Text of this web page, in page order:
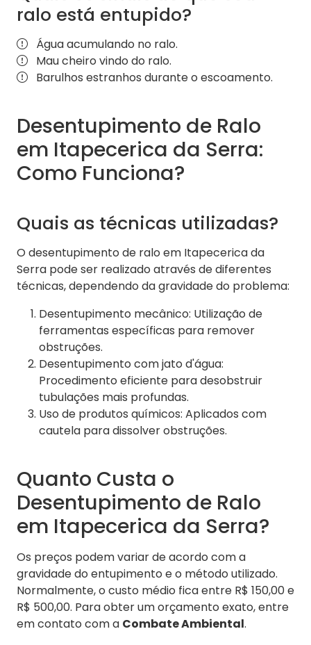
ralo está entupido?
Água acumulando no ralo.
Mau cheiro vindo do ralo.
Barulhos estranhos durante o escoamento.
Desentupimento de Ralo
em Itapecerica da Serra:
Como Funciona?
Quais as técnicas utilizadas?
O desentupimento de ralo em Itapecerica da
Serra pode ser realizado através de diferentes
técnicas, dependendo da gravidade do problema:
Desentupimento mecânico: Utilização de
ferramentas específicas para remover
obstruções.
Desentupimento com jato d'água:
Procedimento eficiente para desobstruir
tubulações mais profundas.
Uso de produtos químicos: Aplicados com
cautela para dissolver obstruções.
Quanto Custa o
Desentupimento de Ralo
em Itapecerica da Serra?
Os preços podem variar de acordo com a
gravidade do entupimento e o método utilizado.
Normalmente, o custo médio fica entre R$ 150,00 e
R$ 500,00. Para obter um orçamento exato, entre
em contato com a Combate Ambiental.